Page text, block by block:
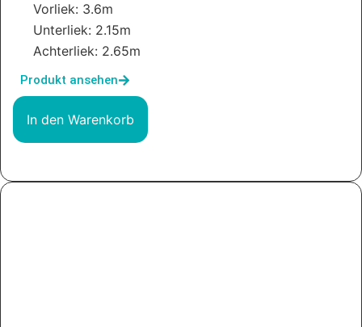
Vorliek: 3.6m
Unterliek: 2.15m
Achterliek: 2.65m
Produkt ansehen
In den Warenkorb